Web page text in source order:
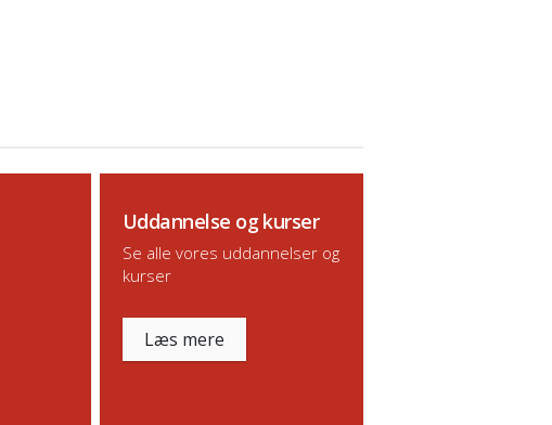
Uddannelse og kurser
Se alle vores uddannelser og
kurser
Læs mere